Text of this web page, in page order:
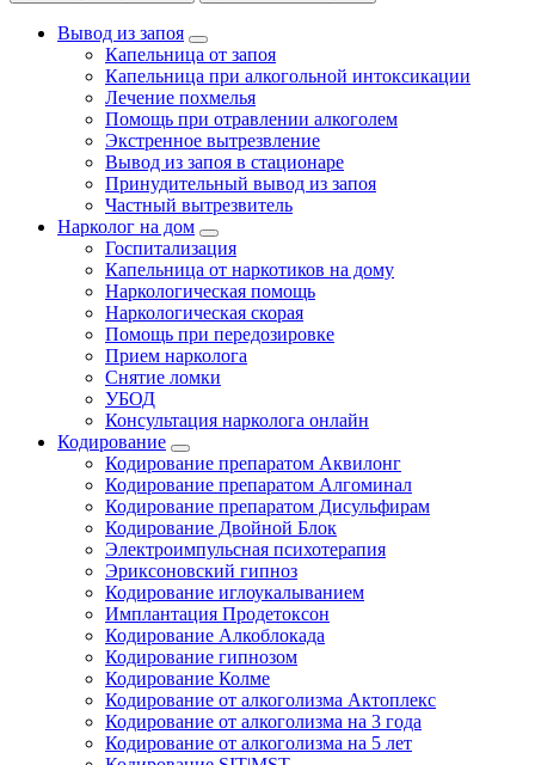
Вывод из запоя
Капельница от запоя
Капельница при алкогольной интоксикации
Лечение похмелья
Помощь при отравлении алкоголем
Экстренное вытрезвление
Вывод из запоя в стационаре
Принудительный вывод из запоя
Частный вытрезвитель
Нарколог на дом
Госпитализация
Капельница от наркотиков на дому
Наркологическая помощь
Наркологическая скорая
Помощь при передозировке
Прием нарколога
Снятие ломки
УБОД
Консультация нарколога онлайн
Кодирование
Кодирование препаратом Аквилонг
Кодирование препаратом Алгоминал
Кодирование препаратом Дисульфирам
Кодирование Двойной Блок
Электроимпульсная психотерапия
Эриксоновский гипноз
Кодирование иглоукалыванием
Имплантация Продетоксон
Кодирование Алкоблокада
Кодирование гипнозом
Кодирование Колме
Кодирование от алкоголизма Актоплекс
Кодирование от алкоголизма на 3 года
Кодирование от алкоголизма на 5 лет